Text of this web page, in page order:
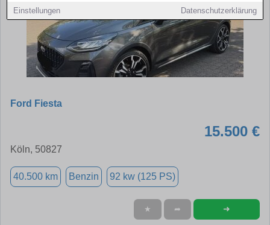
Einstellungen Datenschutzerklärung
Ford Fiesta
15.500 €
Köln, 50827
40.500 km Benzin 92 kw (125 PS)
★ ➦ ➜